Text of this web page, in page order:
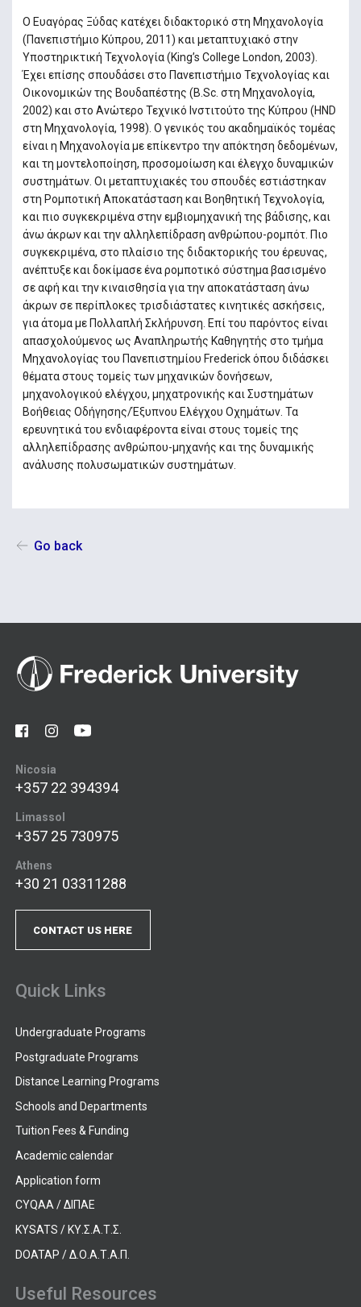
Ο Ευαγόρας Ξύδας κατέχει διδακτορικό στη Μηχανολογία
(Πανεπιστήμιο Κύπρου, 2011) και μεταπτυχιακό στην
Υποστηρικτική Τεχνολογία (King’s College London, 2003).
Έχει επίσης σπουδάσει στο Πανεπιστήμιο Τεχνολογίας και
Οικονομικών της Βουδαπέστης (B.Sc. στη Μηχανολογία,
2002) και στο Ανώτερο Τεχνικό Ινστιτούτο της Κύπρου (HND
στη Μηχανολογία, 1998). Ο γενικός του ακαδημαϊκός τομέας
είναι η Μηχανολογία με επίκεντρο την απόκτηση δεδομένων,
και τη μοντελοποίηση, προσομοίωση και έλεγχο δυναμικών
συστημάτων. Οι μεταπτυχιακές του σπουδές εστιάστηκαν
στη Ρομποτική Αποκατάσταση και Βοηθητική Τεχνολογία,
και πιο συγκεκριμένα στην εμβιομηχανική της βάδισης, και
άνω άκρων και την αλληλεπίδραση ανθρώπου-ρομπότ. Πιο
συγκεκριμένα, στο πλαίσιο της διδακτορικής του έρευνας,
ανέπτυξε και δοκίμασε ένα ρομποτικό σύστημα βασισμένο
σε αφή και την κιναισθησία για την αποκατάσταση άνω
άκρων σε περίπλοκες τρισδιάστατες κινητικές ασκήσεις,
για άτομα με Πολλαπλή Σκλήρυνση. Επί του παρόντος είναι
απασχολούμενος ως Αναπληρωτής Καθηγητής στο τμήμα
Μηχανολογίας του Πανεπιστημίου Frederick όπου διδάσκει
θέματα στους τομείς των μηχανικών δονήσεων,
μηχανολογικού ελέγχου, μηχατρονικής και Συστημάτων
Βοήθειας Οδήγησης/Έξυπνου Ελέγχου Οχημάτων. Τα
ερευνητικά του ενδιαφέροντα είναι στους τομείς της
αλληλεπίδρασης ανθρώπου-μηχανής και της δυναμικής
ανάλυσης πολυσωματικών συστημάτων.
Go back
Nicosia
+357 22 394394
Limassol
+357 25 730975
Athens
+30 21 03311288
CONTACT US HERE
Quick Links
Undergraduate Programs
Postgraduate Programs
Distance Learning Programs
Schools and Departments
Tuition Fees & Funding
Academic calendar
Application form
CYQAA / ΔΙΠΑΕ
KYSATS / ΚΥ.Σ.Α.Τ.Σ.
DOATAP / Δ.Ο.Α.Τ.Α.Π.
Useful Resources